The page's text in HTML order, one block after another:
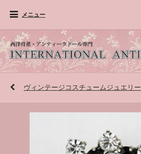
メニュー
ヴィンテージコスチュームジュエリー